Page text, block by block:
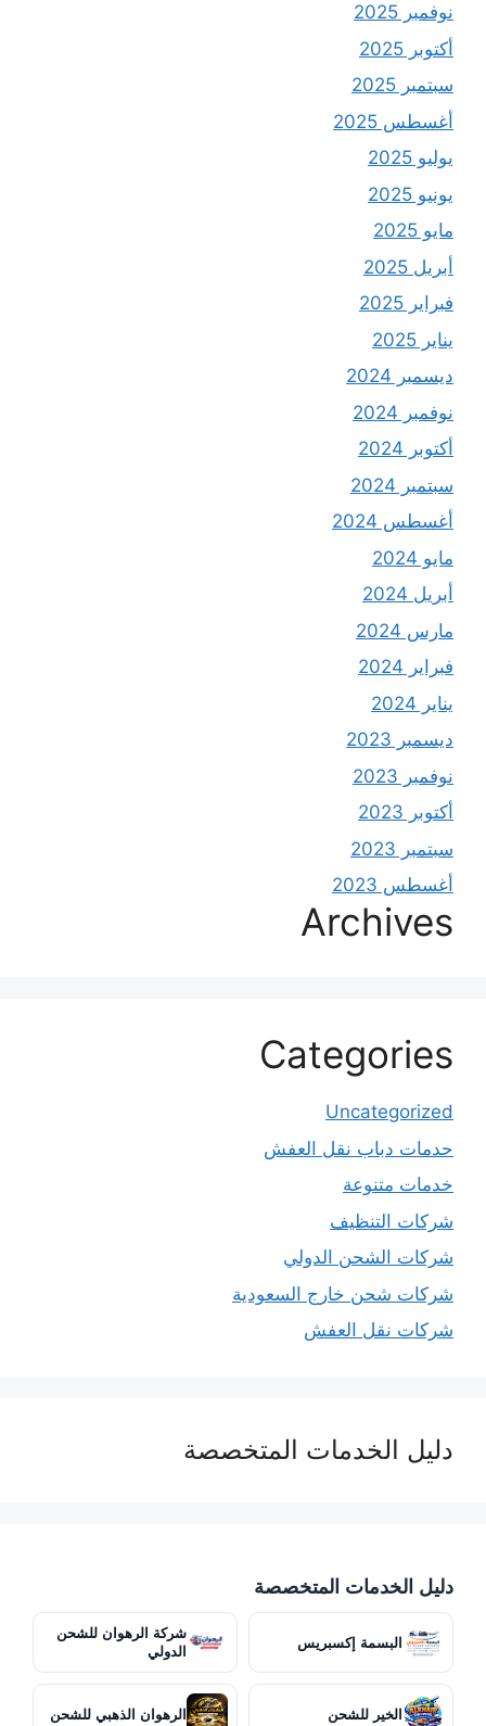
نوفمبر 2025
أكتوبر 2025
سبتمبر 2025
أغسطس 2025
يوليو 2025
يونيو 2025
مايو 2025
أبريل 2025
فبراير 2025
يناير 2025
ديسمبر 2024
نوفمبر 2024
أكتوبر 2024
سبتمبر 2024
أغسطس 2024
مايو 2024
أبريل 2024
مارس 2024
فبراير 2024
يناير 2024
ديسمبر 2023
نوفمبر 2023
أكتوبر 2023
سبتمبر 2023
أغسطس 2023
Archives
Categories
Uncategorized
حدمات دباب نقل العفش
خدمات متنوعة
شركات التنظيف
شركات الشحن الدولي
شركات شحن خارج السعودية
شركات نقل العفش
دليل الخدمات المتخصصة
دليل الخدمات المتخصصة
البسمة إكسبريس
شركة الرهوان للشحن
الدولي
الخير للشحن الرهوان الذهبي للشحن